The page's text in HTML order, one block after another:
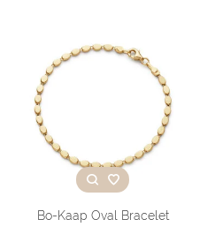
Bo-Kaap Oval Bracelet